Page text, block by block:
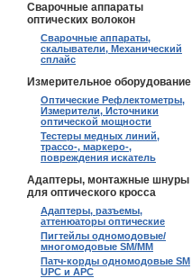
Сварочные аппараты
оптических волокон
Сварочные аппараты,
скалыватели, Механический
сплайс
Измерительное оборудование
Оптические Рефлектометры,
Измерители, Источники
оптической мощности
Тестеры медных линий,
трассо-, маркеро-,
повреждения искатель
Адаптеры, монтажные шнуры
для оптического кросса
Адаптеры, разъемы,
аттенюаторы оптические
Пигтейлы одномодовые/
многомодовые SM/MM
Патч-корды одномодовые SM
UPC и APC